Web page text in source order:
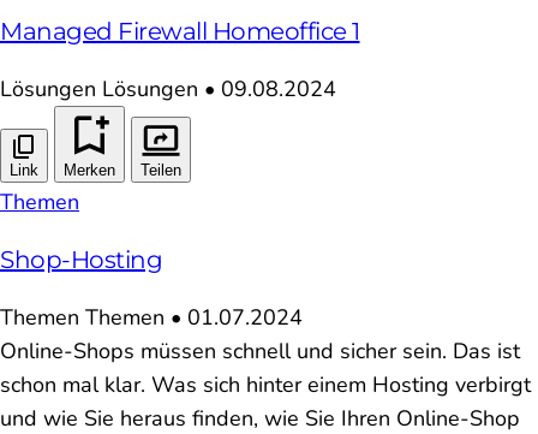
Managed Firewall Homeoffice 1
Lösungen Lösungen • 09.08.2024
Link Merken Teilen
Themen
Shop-Hosting
Themen Themen • 01.07.2024
Online-Shops müssen schnell und sicher sein. Das ist
schon mal klar. Was sich hinter einem Hosting verbirgt
und wie Sie heraus finden, wie Sie Ihren Online-Shop